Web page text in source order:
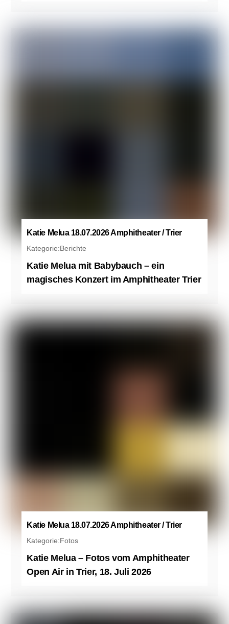
Katie Melua 18.07.2026 Amphitheater / Trier
Kategorie:Berichte
Katie Melua mit Babybauch – ein
magisches Konzert im Amphitheater Trier
Katie Melua 18.07.2026 Amphitheater / Trier
Kategorie:Fotos
Katie Melua – Fotos vom Amphitheater
Open Air in Trier, 18. Juli 2026